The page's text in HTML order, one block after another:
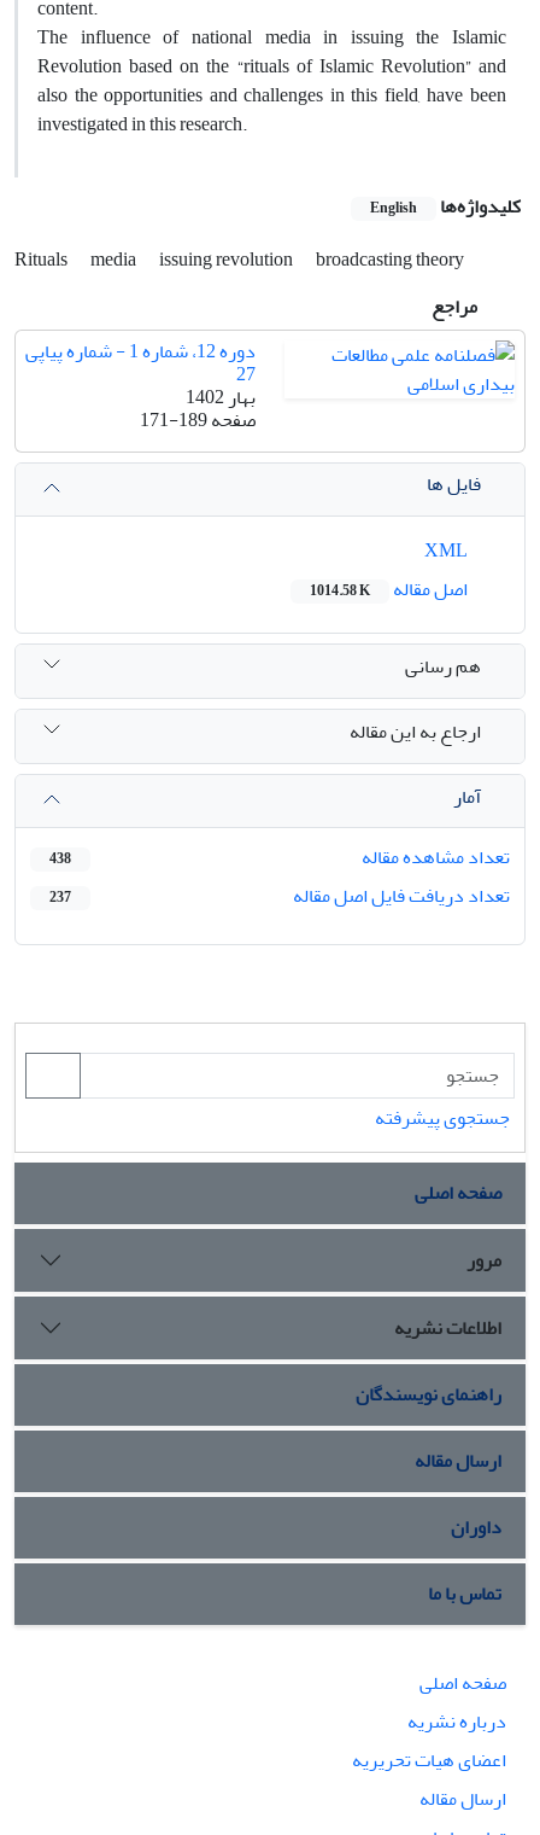
content.
The influence of national media in issuing the Islamic
Revolution based on the “rituals of Islamic Revolution” and
also the opportunities and challenges in this field, have been
investigated in this research.
کلیدواژه‌ها English
Rituals media issuing revolution
broadcasting theory
مراجع
دوره 12، شماره 1 - شماره پیاپی
27
بهار 1402
صفحه171-189
فایل ها
اصل مقاله
1014.58 K
هم رسانی
ارجاع به این مقاله
آمار
تعداد مشاهده مقاله
438
تعداد دریافت فایل اصل مقاله 237
جستجوی پیشرفته
صفحه اصلی
مرور
اطلاعات نشریه
راهنمای نویسندگان
ارسال مقاله
داوران
تماس با ما
صفحه اصلی
درباره نشریه
اعضای هیات تحریریه
ارسال مقاله